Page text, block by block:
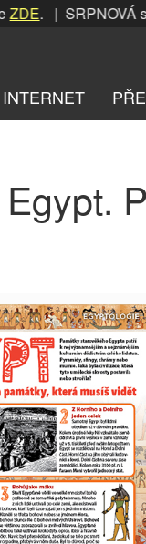
. | SRPNOVÁ
INTERNET
Egypt.